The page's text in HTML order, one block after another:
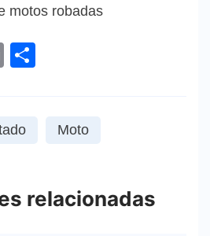
motos robadas
Email
Moto
relacionadas